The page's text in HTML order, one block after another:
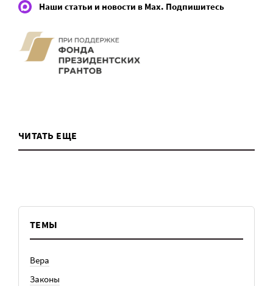
Наши статьи и новости в Max. Подпишитесь
ЧИТАТЬ ЕЩЕ
ТЕМЫ
Вера
Законы